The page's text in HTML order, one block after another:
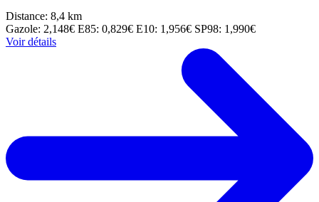
Distance: 8,4 km
Gazole: 2,148€ E85: 0,829€ E10: 1,956€ SP98: 1,990€
Voir détails